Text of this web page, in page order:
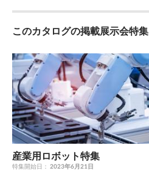
このカタログの掲載展示会特集
産業用ロボット特集
特集開始日： 2023年6月21日